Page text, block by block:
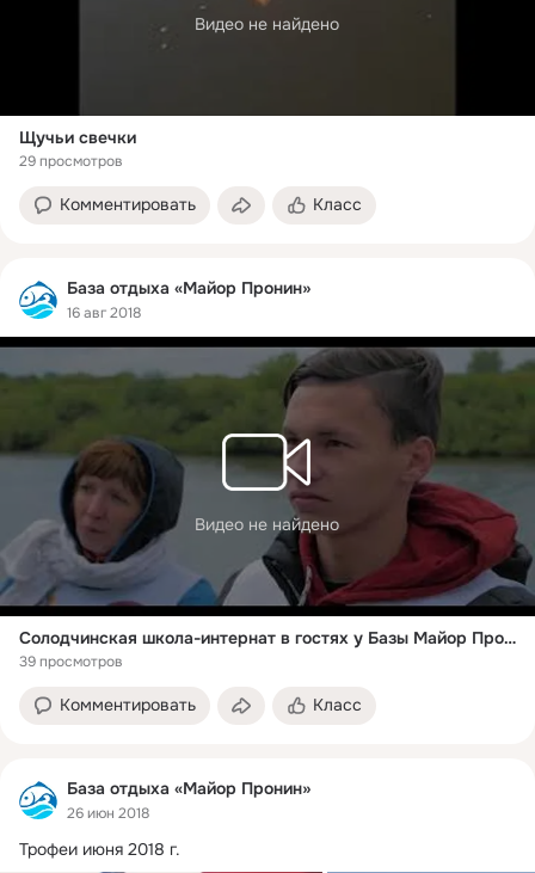
Видео не найдено
Щучьи свечки
29 просмотров
Комментировать Класс
База отдыха «Майор Пронин»
16 авг 2018
Видео не найдено
Солодчинская школа-интернат в гостях у Базы Майор Пронин
39 просмотров
Комментировать Класс
База отдыха «Майор Пронин»
26 июн 2018
Трофеи июня 2018 г.